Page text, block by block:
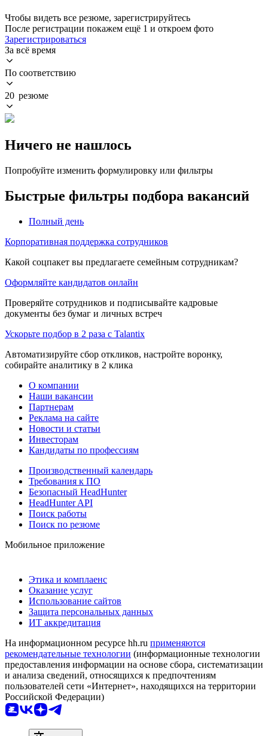
Чтобы видеть все резюме, зарегистрируйтесь
После регистрации покажем ещё 1 и откроем фото
Зарегистрироваться
За всё время
По соответствию
20 резюме
Ничего не нашлось
Попробуйте изменить формулировку или фильтры
Быстрые фильтры подбора вакансий
Полный день
Корпоративная поддержка сотрудников
Какой соцпакет вы предлагаете семейным сотрудникам?
Оформляйте кандидатов онлайн
Проверяйте сотрудников и подписывайте кадровые
документы без бумаг и личных встреч
Ускорьте подбор в 2 раза с Talantix
Автоматизируйте сбор откликов, настройте воронку,
собирайте аналитику в 2 клика
О компании
Наши вакансии
Партнерам
Реклама на сайте
Новости и статьи
Инвесторам
Кандидаты по профессиям
Производственный календарь
Требования к ПО
Безопасный HeadHunter
HeadHunter API
Поиск работы
Поиск по резюме
Мобильное приложение
Этика и комплаенс
Оказание услуг
Использование сайтов
Защита персональных данных
ИТ аккредитация
На информационном ресурсе hh.ru применяются
рекомендательные технологии (информационные технологии
предоставления информации на основе сбора, систематизации
и анализа сведений, относящихся к предпочтениям
пользователей сети «Интернет», находящихся на территории
Российской Федерации)